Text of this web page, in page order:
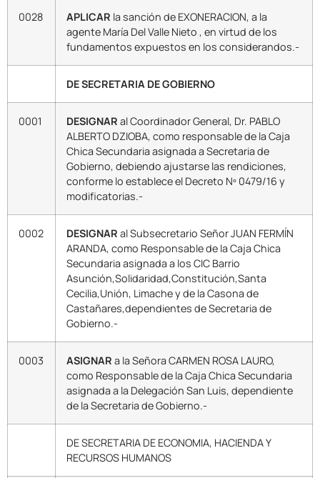
0028 APLICAR la sanción de EXONERACION, a la
agente María Del Valle Nieto , en virtud de los
fundamentos expuestos en los considerandos.-
DE SECRETARIA DE GOBIERNO
0001 DESIGNAR al Coordinador General, Dr. PABLO
ALBERTO DZIOBA, como responsable de la Caja
Chica Secundaria asignada a Secretaria de
Gobierno, debiendo ajustarse las rendiciones,
conforme lo establece el Decreto Nº 0479/16 y
modificatorias.-
0002 DESIGNAR al Subsecretario Señor JUAN FERMÍN
ARANDA, como Responsable de la Caja Chica
Secundaria asignada a los CIC Barrio
Asunción,Solidaridad,Constitución,Santa
Cecilia,Unión, Limache y de la Casona de
Castañares,dependientes de Secretaria de
Gobierno.-
0003 ASIGNAR a la Señora CARMEN ROSA LAURO,
como Responsable de la Caja Chica Secundaria
asignada a la Delegación San Luis, dependiente
de la Secretaria de Gobierno.-
DE SECRETARIA DE ECONOMIA, HACIENDA Y
RECURSOS HUMANOS